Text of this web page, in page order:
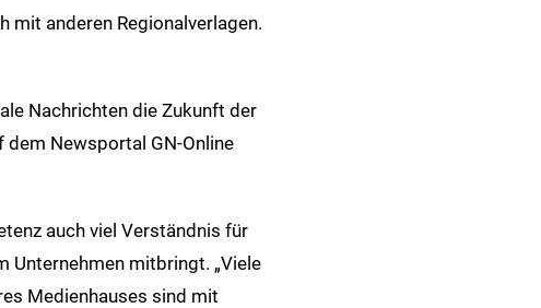
mit anderen Regionalverlagen.
Nachrichten die Zukunft der
dem Newsportal GN-Online
auch viel Verständnis für
Unternehmen mitbringt. „Viele
Medienhauses sind mit